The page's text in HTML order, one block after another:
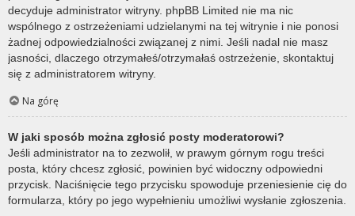
decyduje administrator witryny. phpBB Limited nie ma nic
wspólnego z ostrzeżeniami udzielanymi na tej witrynie i nie ponosi
żadnej odpowiedzialności związanej z nimi. Jeśli nadal nie masz
jasności, dlaczego otrzymałeś/otrzymałaś ostrzeżenie, skontaktuj
się z administratorem witryny.
Na górę
W jaki sposób można zgłosić posty moderatorowi?
Jeśli administrator na to zezwolił, w prawym górnym rogu treści
posta, który chcesz zgłosić, powinien być widoczny odpowiedni
przycisk. Naciśnięcie tego przycisku spowoduje przeniesienie cię do
formularza, który po jego wypełnieniu umożliwi wysłanie zgłoszenia.